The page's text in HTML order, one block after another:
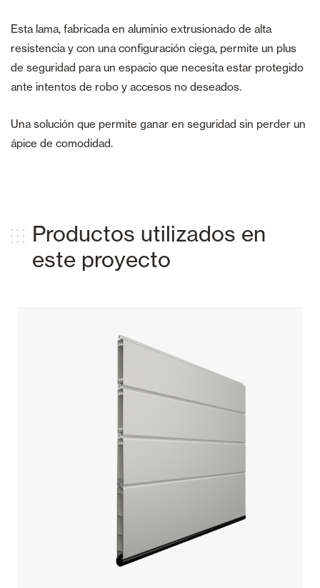
Esta lama, fabricada en aluminio extrusionado de alta
resistencia y con una configuración ciega, permite un plus
de seguridad para un espacio que necesita estar protegido
ante intentos de robo y accesos no deseados.
Una solución que permite ganar en seguridad sin perder un
ápice de comodidad.
Productos utilizados en
este proyecto